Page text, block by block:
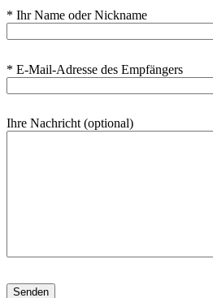
* Ihr Name oder Nickname
* E-Mail-Adresse des Empfängers
Ihre Nachricht (optional)
Bitte lasse dieses Feld leer.